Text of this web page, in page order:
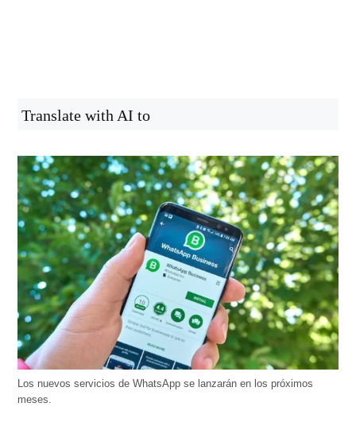
Translate with AI to
Los nuevos servicios de WhatsApp se lanzarán en los próximos
meses.